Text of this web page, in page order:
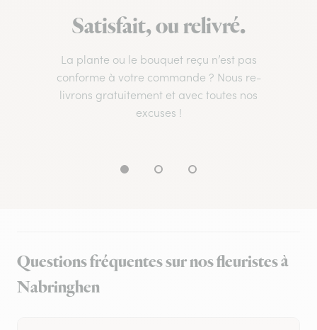
Satisfait, ou relivré.
La plante ou le bouquet reçu n’est pas
conforme à votre commande ? Nous re-
livrons gratuitement et avec toutes nos
excuses !
Questions fréquentes sur nos fleuristes à
Nabringhen